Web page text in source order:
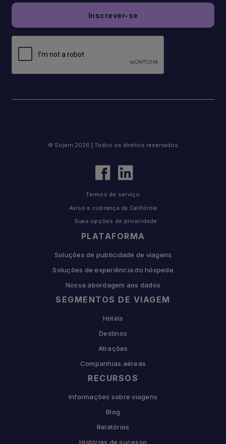
PLATAFORMA
Soluções de publicidade de viagens
Soluções de experiência do hóspede
Nossa abordagem aos dados
SEGMENTOS DE VIAGEM
Hotéis
Destinos
Atrações
Companhias aéreas
RECURSOS
Informações sobre viagens
Blog
Relatórios
Histórias de sucesso
© Sojern 2026 | Todos os direitos reservados
Termos de serviço
Aviso e cobrança da Califórnia
Suas opções de privacidade